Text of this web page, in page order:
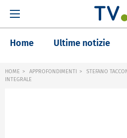
Home Ultime notizie
HOME APPROFONDIMENTI
STEFANO
INTEGRALE